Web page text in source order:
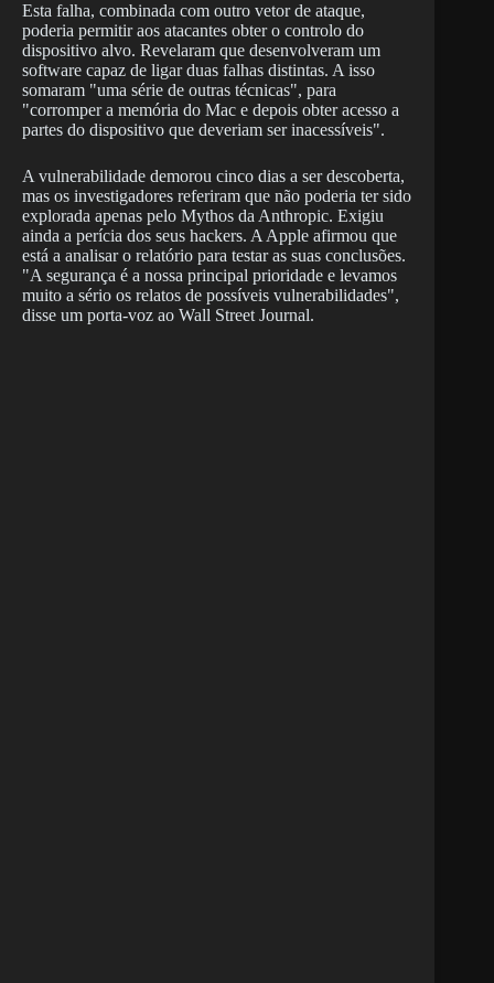
Esta falha, combinada com outro vetor de ataque,
poderia permitir aos atacantes obter o controlo do
dispositivo alvo. Revelaram que desenvolveram um
software capaz de ligar duas falhas distintas. A isso
somaram "uma série de outras técnicas", para
"corromper a memória do Mac e depois obter acesso a
partes do dispositivo que deveriam ser inacessíveis".
A vulnerabilidade demorou cinco dias a ser descoberta,
mas os investigadores referiram que não poderia ter sido
explorada apenas pelo Mythos da Anthropic. Exigiu
ainda a perícia dos seus hackers. A Apple afirmou que
está a analisar o relatório para testar as suas conclusões.
"A segurança é a nossa principal prioridade e levamos
muito a sério os relatos de possíveis vulnerabilidades",
disse um porta-voz ao Wall Street Journal.